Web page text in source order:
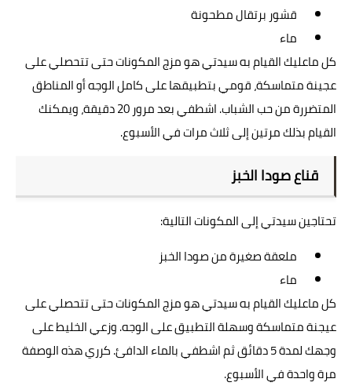
قشور برتقال مطحونة
ماء
كل ماعليك القيام به سيدتي هو مزج المكونات حتى تتحصلي على
عجينة متماسكة، قومي بتطبيقها على كامل الوجه أو المناطق
المتضررة من حب الشباب. اشطفي بعد مرور 20 دقيقة، ويمكنك
القيام بذلك مرتين إلى ثلاث مرات في الأسبوع.
قناع صودا الخبز
تحتاجين سيدتي إلى المكونات التالية:
ملعقة صغيرة من صودا الخبز
ماء
كل ماعليك القيام به سيدتي هو مزج المكونات حتى تتحصلي على
عيجنة متماسكة وسهلة التطبيق على الوجه. وزعي الخليط على
وجهك لمدة 5 دقائق ثم اشطفي بالماء الدافئ. كرري هذه الوصفة
مرة واحدة في الأسبوع.